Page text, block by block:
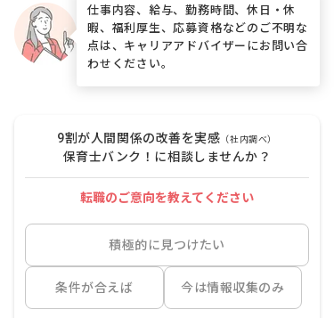
仕事内容、給与、勤務時間、休日・休
暇、福利厚生、応募資格などのご不明な
点は、キャリアアドバイザーにお問い合
わせください。
9割が人間関係の改善を実感 （社内調べ）
保育士バンク！に相談しませんか？
転職のご意向を教えてください
積極的に見つけたい
条件が合えば 今は情報収集のみ